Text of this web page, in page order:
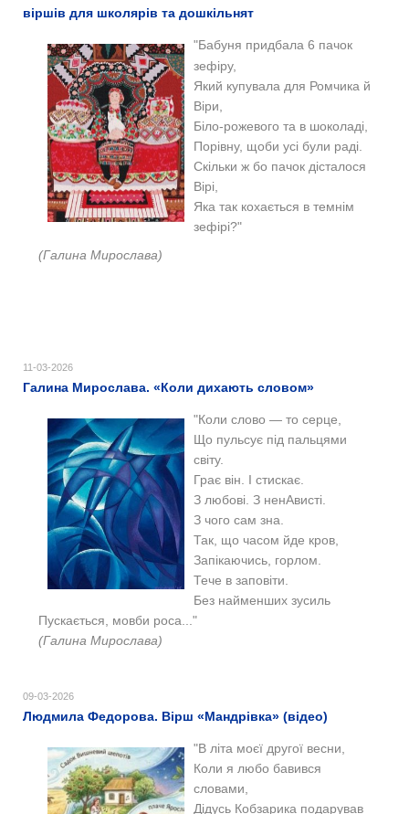
віршів для школярів та дошкільнят
"Бабуня придбала 6 пачок
зефіру,
Який купувала для Ромчика й
Віри,
Біло-рожевого та в шоколаді,
Порівну, щоби усі були раді.
Скільки ж бо пачок дісталося
Вірі,
Яка так кохається в темнім
зефірі?"
(Галина Мирослава)
11-03-2026
Галина Мирослава. «Коли дихають словом»
"Коли слово — то серце,
Що пульсує під пальцями
світу.
Грає він. І стискає.
З любові. З ненАвисті.
З чого сам зна.
Так, що часом йде кров,
Запікаючись, горлом.
Тече в заповіти.
Без найменших зусиль
Пускається, мовби роса..."
(Галина Мирослава)
09-03-2026
Людмила Федорова. Вірш «Мандрівка» (відео)
"В літа моєї другої весни,
Коли я любо бавився
словами,
Дідусь Кобзарика подарував